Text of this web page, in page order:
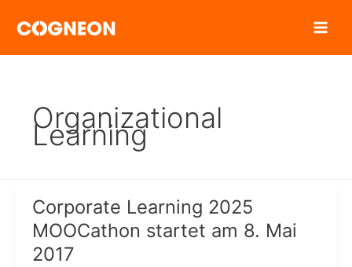
Inhalt
Organizational
Learning
Corporate Learning 2025
MOOCathon startet am 8. Mai
2017